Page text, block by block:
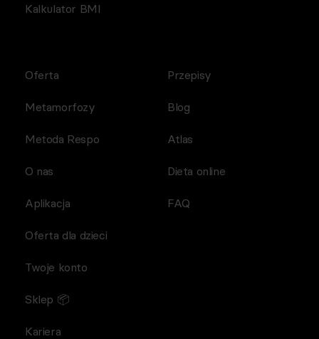
Kalkulator BMI
Oferta
Metamorfozy
Metoda Respo
O nas
Aplikacja
Przepisy
Blog
Atlas
Dieta online
FAQ
Oferta dla dzieci
Twoje konto
Sklep 📦
Kariera